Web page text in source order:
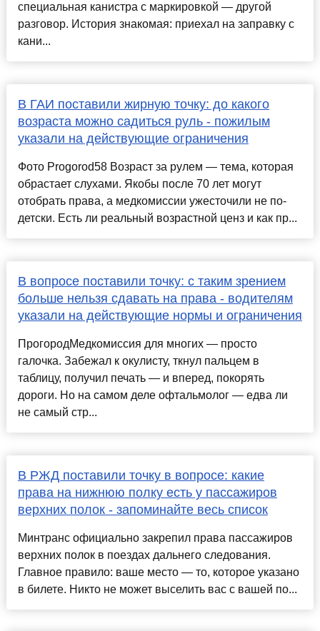
специальная канистра с маркировкой — другой
разговор. История знакомая: приехал на заправку с
кани...
В ГАИ поставили жирную точку: до какого
возраста можно садиться руль - пожилым
указали на действующие ограничения
Фото Progorod58 Возраст за рулем — тема, которая
обрастает слухами. Якобы после 70 лет могут
отобрать права, а медкомиссии ужесточили не по-
детски. Есть ли реальный возрастной ценз и как пр...
В вопросе поставили точку: с таким зрением
больше нельзя сдавать на права - водителям
указали на действующие нормы и ограничения
ПрогородМедкомиссия для многих — просто
галочка. Забежал к окулисту, ткнул пальцем в
таблицу, получил печать — и вперед, покорять
дороги. Но на самом деле офтальмолог — едва ли
не самый стр...
В РЖД поставили точку в вопросе: какие
права на нижнюю полку есть у пассажиров
верхних полок - запоминайте весь список
Минтранс официально закрепил права пассажиров
верхних полок в поездах дальнего следования.
Главное правило: ваше место — то, которое указано
в билете. Никто не может выселить вас с вашей по...